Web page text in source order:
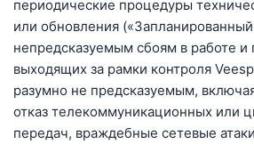
периодические процедуры
или обновления
непредсказуемым сбоям в работе и
выходящих за рамки контроля
разумно не предсказуемым,
отказ телекоммуникационных или
передач, враждебные сетевые